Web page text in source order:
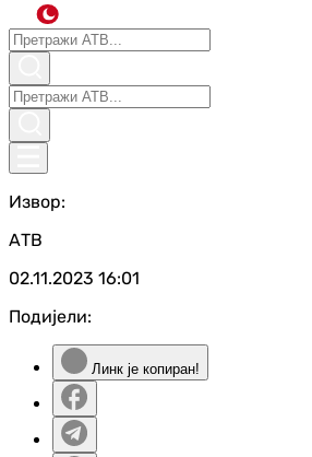
Извор:
АТВ
02.11.2023 16:01
Подијели:
Линк је копиран!